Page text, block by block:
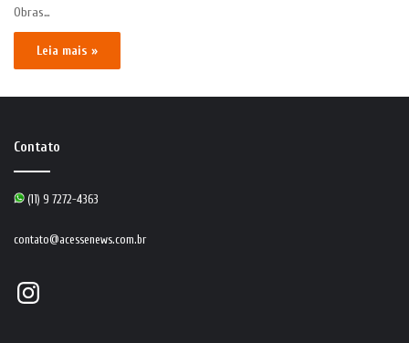
Obras…
Leia mais »
Contato
(11) 9 7272-4363
contato@acessenews.com.br
Instagram